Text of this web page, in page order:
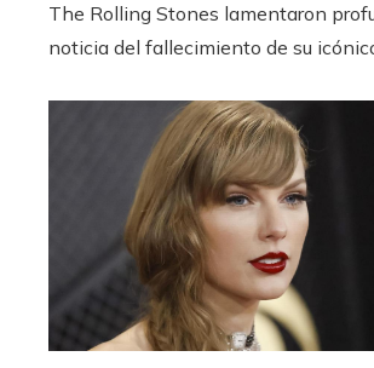
The Rolling Stones lamentaron
noticia del fallecimiento de su